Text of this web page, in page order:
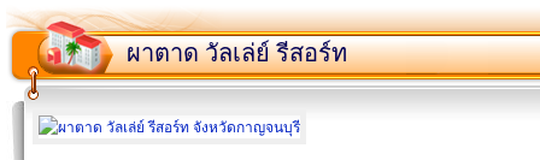
ผาตาด วัลเล่ย์ รีสอร์ท